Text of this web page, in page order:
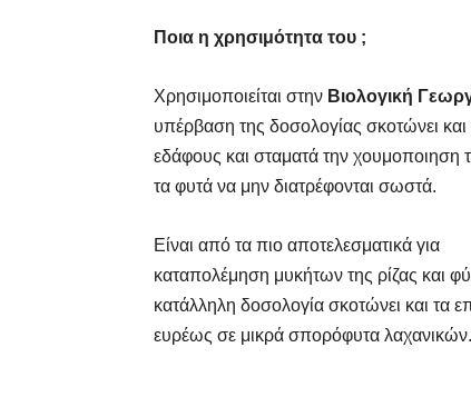
Ποια η χρησιμότητα του ;
Χρησιμοποιείται στην Βιολογική
υπέρβαση της δοσολογίας σκοτώνει
εδάφους και σταματά την χουμοποιηση
τα φυτά να μην διατρέφονται σωστά.
Είναι από τα πιο αποτελεσματικά για
καταπολέμηση μυκήτων της ρίζας και
κατάλληλη δοσολογία σκοτώνει και τα
ευρέως σε μικρά σπορόφυτα λαχανικών.